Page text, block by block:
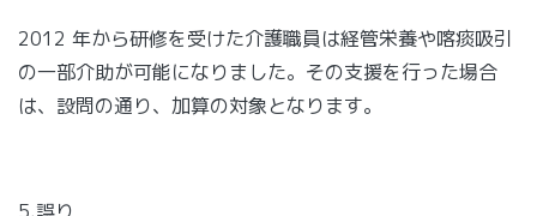
2012 年から研修を受けた介護職員は経管栄養や喀痰吸引
の一部介助が可能になりました。その支援を行った場合
は、設問の通り、加算の対象となります。
5.誤り